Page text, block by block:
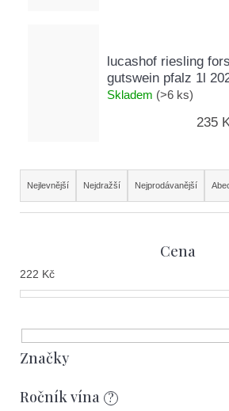
lucashof riesling
gutswein pfalz 1l
Skladem (>6 ks)
235
Ř
a
n
p
r
o
Nejlevnější Nejdražší Nejprodávanější
Cena
222 Kč
Značky
Ročník vína ?